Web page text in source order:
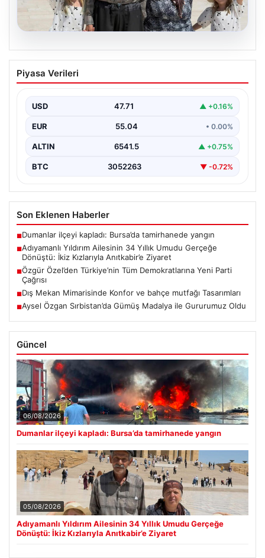
05.08.2026
Adıyamanlı Yıldırım Ailesinin 34 Yıllık
Umudu Gerçeğe Dönüştü: İkiz Kızlarıyla
Adıyaman'da yaşayan Abuzer (71) ve Zeynep Yıldırım
Piyasa Verileri
USD 47.71 ▲ +0.16%
EUR 55.04 • 0.00%
ALTIN 6541.5 ▲ +0.75%
BTC 3052263 ▼ -0.72%
Son Eklenen Haberler
■Dumanlar ilçeyi kapladı: Bursa’da tamirhanede yangın
■Adıyamanlı Yıldırım Ailesinin 34 Yıllık Umudu Gerçeğe
Dönüştü: İkiz Kızlarıyla Anıtkabir’e Ziyaret
■Özgür Özel’den Türkiye’nin Tüm Demokratlarına Yeni Parti
Çağrısı
■Dış Mekan Mimarisinde Konfor ve bahçe mutfağı Tasarımları
■Aysel Özgan Sırbistan’da Gümüş Madalya ile Gururumuz Oldu
Güncel
06/08/2026
Dumanlar ilçeyi kapladı: Bursa’da tamirhanede yangın
05/08/2026
Adıyamanlı Yıldırım Ailesinin 34 Yıllık Umudu Gerçeğe
Dönüştü: İkiz Kızlarıyla Anıtkabir’e Ziyaret